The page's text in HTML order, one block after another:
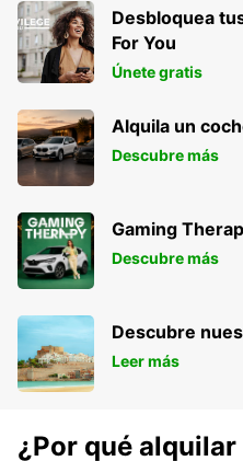
Desbloquea
For You
Únete gratis
Alquila un
Descubre más
Gaming
Descubre más
Descubre
Leer más
¿Por qué